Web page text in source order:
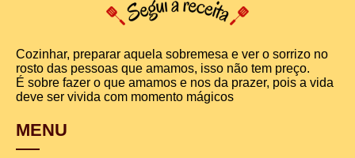
Cozinhar, preparar aquela sobremesa e ver o sorrizo no
rosto das pessoas que amamos, isso não tem preço.
É sobre fazer o que amamos e nos da prazer, pois a vida
deve ser vivida com momento mágicos
MENU